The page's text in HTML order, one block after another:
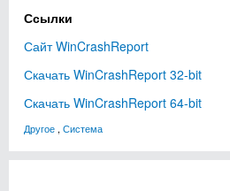
Ссылки
Сайт WinCrashReport
Скачать WinCrashReport 32-bit
Скачать WinCrashReport 64-bit
Другое , Система